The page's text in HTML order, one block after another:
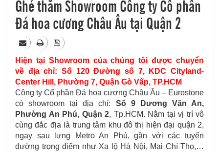
Ghé thăm Showroom Công ty Cổ phần
Đá hoa cương Châu Âu tại Quận 2
Hiện tại Showroom của chúng tôi được chuyển
về địa chỉ: Số 120 Đường số 7, KDC Cityland-
Center Hill, Phường 7, Quận Gò Vấp, TP.HCM
Công ty Cổ phần Đá hoa cương Châu Âu – Eurostone
có showroom tại địa chỉ: Số 9 Dương Văn An,
Phường An Phú, Quận 2, Tp.HCM. Nằm tại vị trí vô
cùng đắc địa là trung tâm khu đô thị hiện đại quận 2,
ngay sau lưng Metro An Phú, gần với các tuyến
đường trọng điểm như Xa lộ Hà Nội, Mai Chí Thọ,…